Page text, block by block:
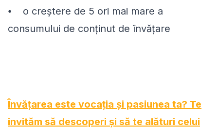
⦁ o creștere de 5 ori mai mare a
consumului de conținut de învățare
Învățarea este vocația și pasiunea ta? Te
invităm să descoperi și să te alături celui